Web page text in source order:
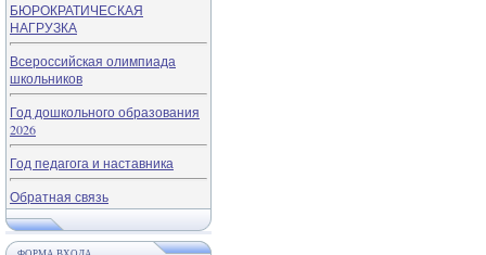
БЮРОКРАТИЧЕСКАЯ
НАГРУЗКА
Всероссийская олимпиада
школьников
Год дошкольного образования
2026
Год педагога и наставника
Обратная связь